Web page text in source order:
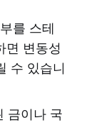
를 스테
면 변동성
수 있습니
금이나 국